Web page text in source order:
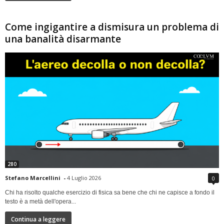
Come ingigantire a dismisura un problema di
una banalità disarmante
280
Stefano Marcellini - 4 Luglio 2026 0
Chi ha risolto qualche esercizio di fisica sa bene che chi ne capisce a fondo il
testo è a metà dell'opera...
Continua a leggere